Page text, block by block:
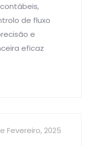
de fluxo
e
eficaz
Fevereiro, 2025